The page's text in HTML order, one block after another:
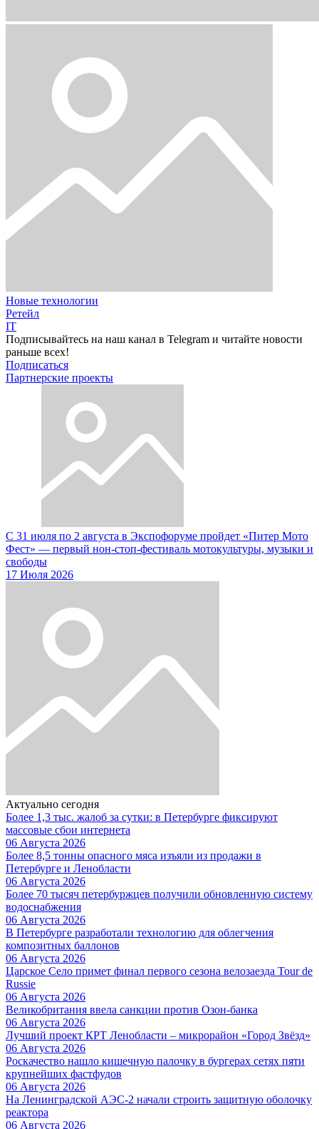
Новые технологии
Ретейл
IT
Подписывайтесь на наш канал в Telegram и читайте новости
раньше всех!
Подписаться
Партнерские проекты
С 31 июля по 2 августа в Экспофоруме пройдет «Питер Мото
Фест» — первый нон-стоп-фестиваль мотокультуры, музыки и
свободы
17 Июля 2026
Актуально сегодня
Более 1,3 тыс. жалоб за сутки: в Петербурге фиксируют
массовые сбои интернета
06 Августа 2026
Более 8,5 тонны опасного мяса изъяли из продажи в
Петербурге и Ленобласти
06 Августа 2026
Более 70 тысяч петербуржцев получили обновленную систему
водоснабжения
06 Августа 2026
В Петербурге разработали технологию для облегчения
композитных баллонов
06 Августа 2026
Царское Село примет финал первого сезона велозаезда Tour de
Russie
06 Августа 2026
Великобритания ввела санкции против Озон-банка
06 Августа 2026
Лучший проект КРТ Ленобласти – микрорайон «Город Звёзд»
06 Августа 2026
Роскачество нашло кишечную палочку в бургерах сетях пяти
крупнейших фастфудов
06 Августа 2026
На Ленинградской АЭС-2 начали строить защитную оболочку
реактора
06 Августа 2026